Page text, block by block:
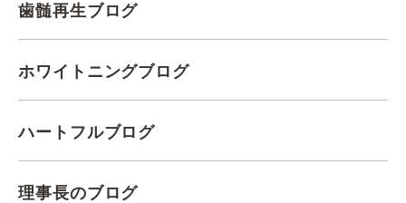
歯髄再生ブログ
ホワイトニングブログ
ハートフルブログ
理事長のブログ